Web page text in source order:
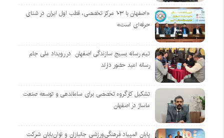
«اصفهان با ۱۰۳ مرکز تخصصی، قطب اول ایران در شنای
حرفه‌ای است»
تیم رسانه بسیج سازندگی اصفهان در رویداد ملی جام
رسانه امید حضور دارند
تشکیل کارگروه تخصصی برای ساماندهی و توسعه صنعت
ماساژ در اصفهان
پایان المپیاد فرهنگی‌ورزشی جانبازان و توان‌یابان شرکت